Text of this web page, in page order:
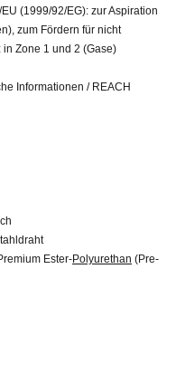
(1999/92/EG): zur Aspiration
zum Fördern für nicht
Zone 1 und 2 (Gase)
Informationen / REACH
Ester-Polyurethan (Pre-